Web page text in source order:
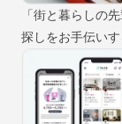
「街と暮らしの
探しをお手伝い